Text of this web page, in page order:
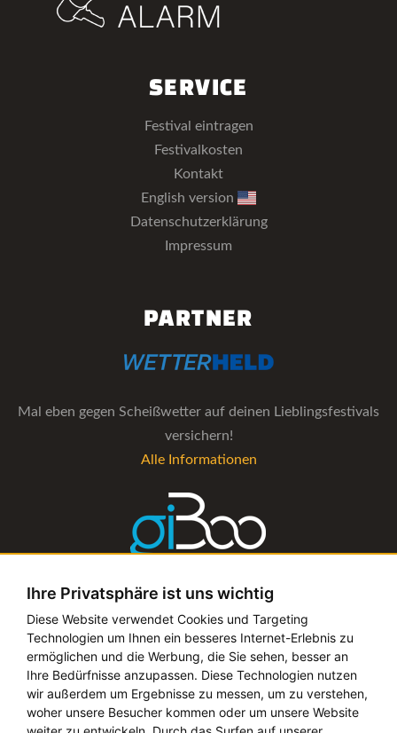
Ihre Privatsphäre ist uns wichtig
Diese Website verwendet Cookies und Targeting
Technologien um Ihnen ein besseres Internet-Erlebnis zu
ermöglichen und die Werbung, die Sie sehen, besser an
Ihre Bedürfnisse anzupassen. Diese Technologien nutzen
wir außerdem um Ergebnisse zu messen, um zu verstehen,
woher unsere Besucher kommen oder um unsere Website
SERVICE
Festival eintragen
Festivalkosten
Kontakt
English version
Datenschutzerklärung
Impressum
PARTNER
Mal eben gegen Scheißwetter auf deinen Lieblingsfestivals
versichern!
Alle Informationen
Die Verwaltungs-Software für alle Künstler- und
Bookingagenturen
Alle Informationen